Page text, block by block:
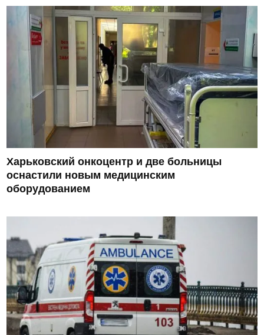
Харьковский онкоцентр и две больницы
оснастили новым медицинским
оборудованием